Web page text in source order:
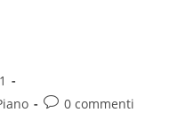
0 commenti